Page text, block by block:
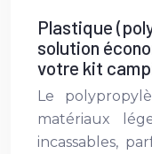
Plastique
solution
votre kit
Le
matériaux
incassables,